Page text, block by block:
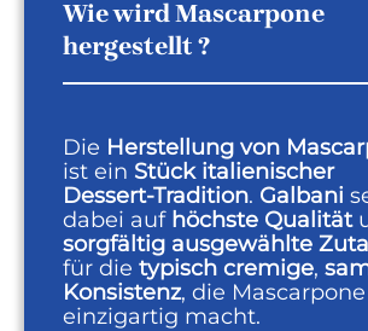
Wie wird Mascarpone
hergestellt ?
Die Herstellung von
ist ein Stück italienischer
Dessert‑Tradition. Galbani
dabei aufhöchste Qualität
sorgfältig ausgewählte
für die typisch cremige,
Konsistenz, die
einzigartig macht.